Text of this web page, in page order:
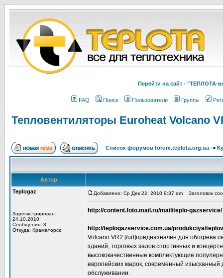
Перейти на cайт -
FAQ Поиск Пользователи Группы
Тепловентиляторы Euroheat Volcano
Список форумов forum.teplota.org.ua ->
Автор
Teplogaz
Зарегистрирован:
24.10.2010
Сообщения: 3
Откуда: Краматорск
Добавлено: Ср Дек 22, 2010 9:37 am Заголовок
http://content.foto.mail.ru/mail/teplo-
http://teplogazservice.com.ua/produkciya/
Volcano VR2 [/url]предназначен для обогрева
зданий, торговых залов спортивных и
высококачественные комплектующие
европейских марок, современный изысканный
обслуживании.